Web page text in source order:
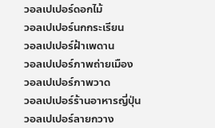
วอลเปเปอร์ดอกไม้
วอลเปเปอร์นกกระเรียน
วอลเปเปอร์ฝ้าเพดาน
วอลเปเปอร์ภาพถ่ายเมือง
วอลเปเปอร์ภาพวาด
วอลเปเปอร์ร้านอาหารญี่ปุ่น
วอลเปเปอร์ลายกวาง